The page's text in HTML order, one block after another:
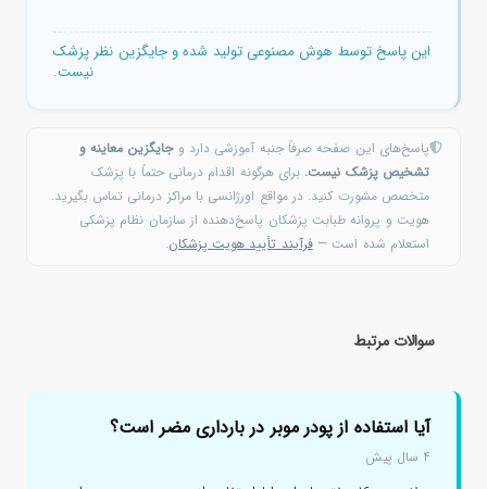
این پاسخ توسط هوش مصنوعی تولید شده و جایگزین نظر پزشک
نیست.
پاسخ‌های این صفحه صرفاً جنبه آموزشی دارد وجایگزین معاینه و
تشخیص پزشک نیست. برای هرگونه اقدام درمانی حتماً با پزشک
متخصص مشورت کنید. در مواقع اورژانسی با مراکز درمانی تماس بگیرید.
هویت و پروانه طبابت پزشکان پاسخ‌دهنده از سازمان نظام پزشکی
استعلام شده است —فرآیند تأیید هویت پزشکان.
سوالات مرتبط
آیا استفاده از پودر موبر در بارداری مضر است؟
۴ سال پیش